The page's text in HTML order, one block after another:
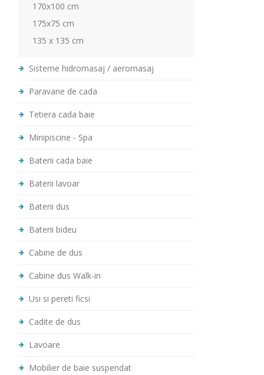
170x100 cm
175x75 cm
135 x 135 cm
Sisteme hidromasaj / aeromasaj
Paravane de cada
Tetiera cada baie
Minipiscine - Spa
Baterii cada baie
Baterii lavoar
Baterii dus
Baterii bideu
Cabine de dus
Cabine dus Walk-in
Usi si pereti ficsi
Cadite de dus
Lavoare
Mobilier de baie suspendat